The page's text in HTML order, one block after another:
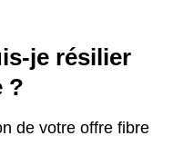
je résilier
?
de votre offre fibre